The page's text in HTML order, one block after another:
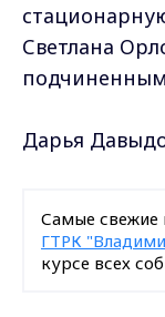
Светлана
Дарья
Самые свежие
ГТРК
курсе всех